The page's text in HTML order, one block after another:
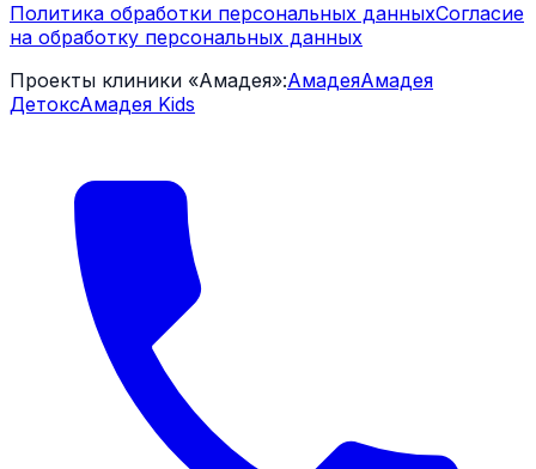
Политика обработки персональных данныхСогласие
на обработку персональных данных
Проекты клиники «Амадея»:АмадеяАмадея
ДетоксАмадея Kids